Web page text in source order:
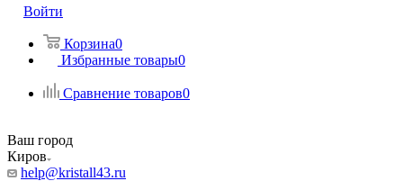
Войти
Корзина0
Избранные товары0
Сравнение товаров0
Ваш город
Киров
help@kristall43.ru